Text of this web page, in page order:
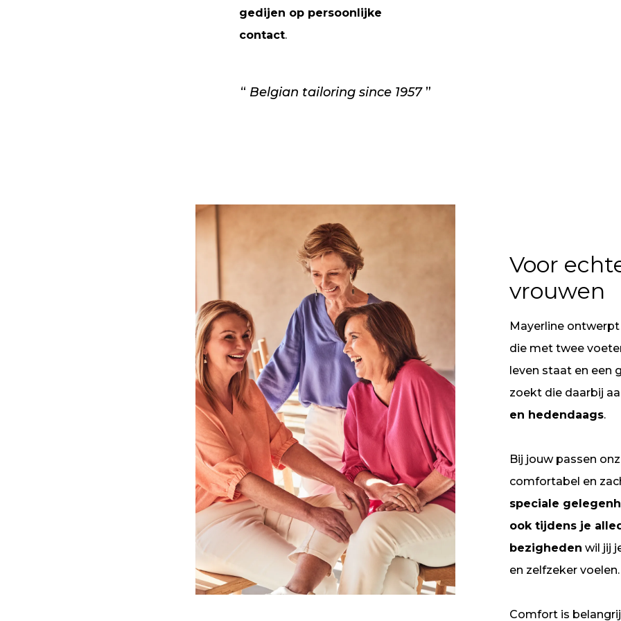
gedijen op persoonlijke
contact.
Belgian tailoring since 1957
Voor
vrouwen
Mayerline
die met twee
leven staat en een
zoekt die daarbij
en hedendaags.
Bij jouw passen
comfortabel en
speciale
ook tijdens je
bezigheden wil jij
en zelfzeker voelen.
Comfort is